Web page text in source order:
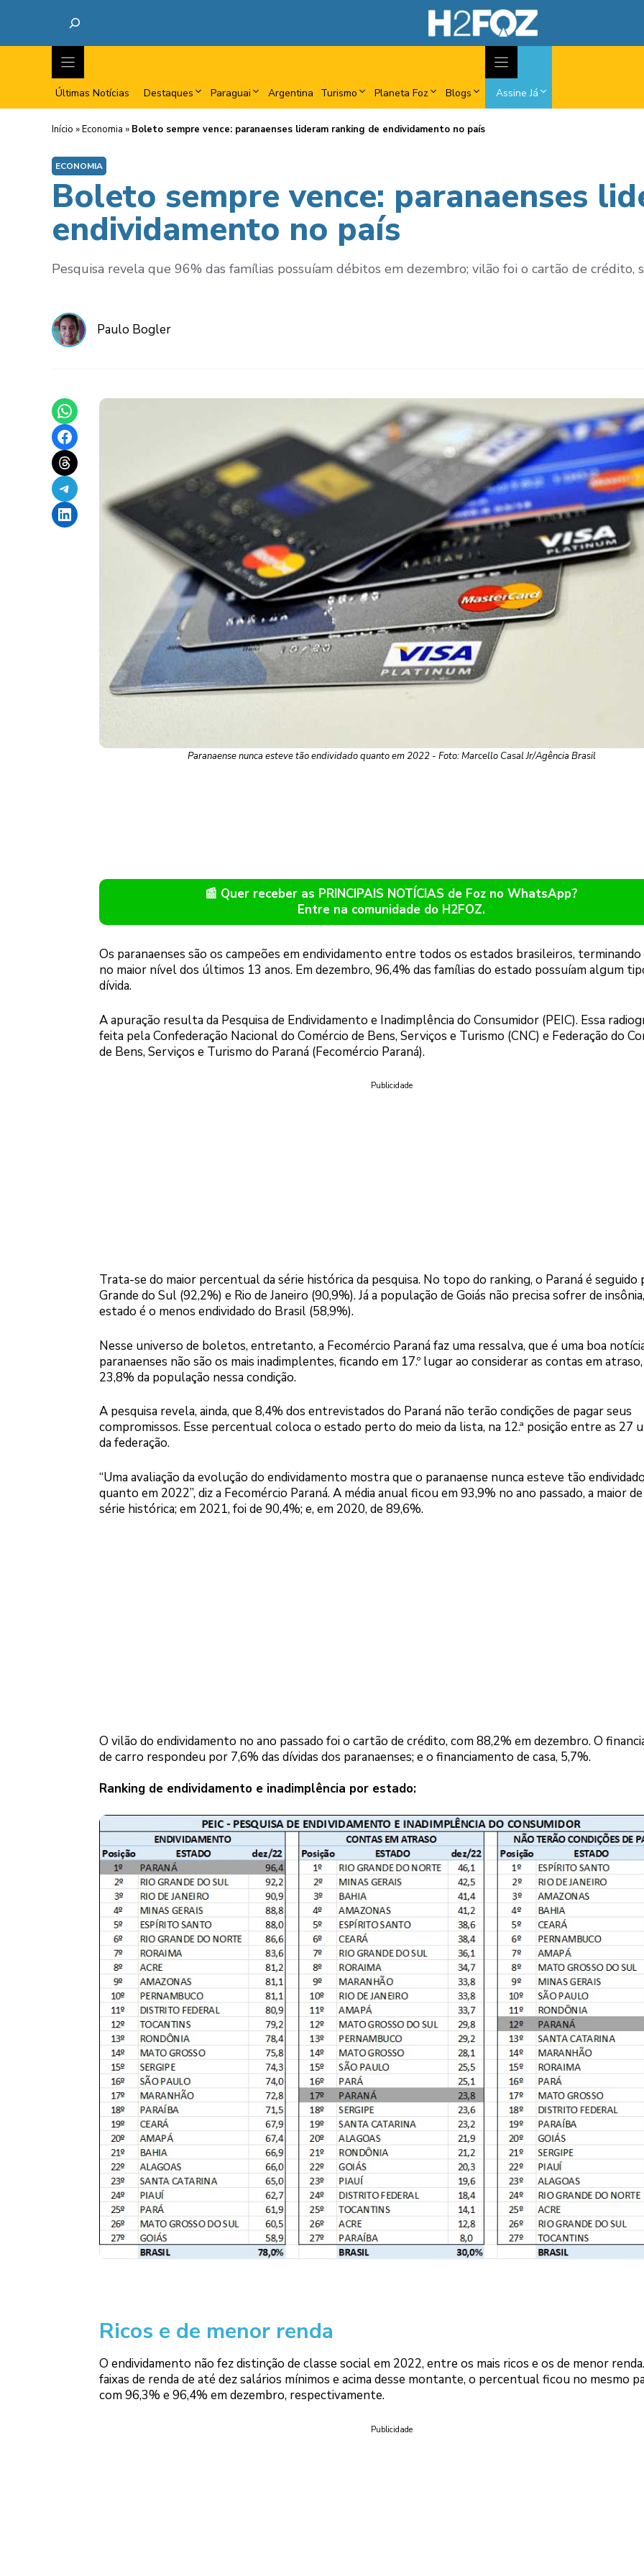
Últimas Notícias Destaques Paraguai Argentina Turismo Planeta Foz Blogs Assine Já
Início »Economia » Boleto sempre vence: paranaenses lideram ranking de endividamento no país
ECONOMIA
Boleto sempre vence: paranaenses
endividamento no país
Pesquisa revela que 96% das famílias possuíam débitos em dezembro; vilão foi o cartão de crédito,
Paulo Bogler
Share on WhatsApp
Share on Facebook
Share on Threads
Share on Telegram
Share on LinkedIn
Paranaense nunca esteve tão endividado quanto em 2022 - Foto: Marcello Casal Jr/Agência Brasil
📰 Quer receber as PRINCIPAIS NOTÍCIAS de Foz no WhatsApp?
Entre na comunidade do H2FOZ.
Os paranaenses são os campeões em endividamento entre todos os estados brasileiros,
no maior nível dos últimos 13 anos. Em dezembro, 96,4% das famílias do estado possuíam algum
dívida.
A apuração resulta da Pesquisa de Endividamento e Inadimplência do Consumidor (PEIC). Essa
feita pela Confederação Nacional do Comércio de Bens, Serviços e Turismo (CNC) e Federação do
de Bens, Serviços e Turismo do Paraná (Fecomércio Paraná).
Publicidade
Trata-se do maior percentual da série histórica da pesquisa. No topo do ranking, o Paraná é seguido
Grande do Sul (92,2%) e Rio de Janeiro (90,9%). Já a população de Goiás não precisa sofrer de
estado é o menos endividado do Brasil (58,9%).
Nesse universo de boletos, entretanto, a Fecomércio Paraná faz uma ressalva, que é uma boa
paranaenses não são os mais inadimplentes, ficando em 17.º lugar ao considerar as contas em
23,8% da população nessa condição.
A pesquisa revela, ainda, que 8,4% dos entrevistados do Paraná não terão condições de pagar seus
compromissos. Esse percentual coloca o estado perto do meio da lista, na 12.ª posição entre as 27
da federação.
“Uma avaliação da evolução do endividamento mostra que o paranaense nunca esteve tão
quanto em 2022”, diz a Fecomércio Paraná. A média anual ficou em 93,9% no ano passado, a maior
série histórica; em 2021, foi de 90,4%; e, em 2020, de 89,6%.
O vilão do endividamento no ano passado foi o cartão de crédito, com 88,2% em dezembro. O
de carro respondeu por 7,6% das dívidas dos paranaenses; e o financiamento de casa, 5,7%.
Ranking de endividamento e inadimplência por estado:
Ricos e de menor renda
O endividamento não fez distinção de classe social em 2022, entre os mais ricos e os de menor
faixas de renda de até dez salários mínimos e acima desse montante, o percentual ficou no mesmo
com 96,3% e 96,4% em dezembro, respectivamente.
Publicidade